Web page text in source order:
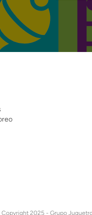
2025 - Grupo